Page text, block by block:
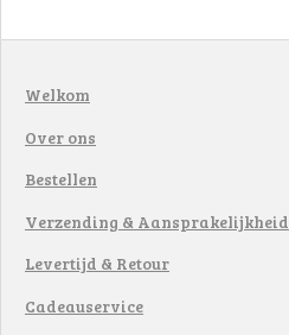
Welkom
Over ons
Bestellen
Verzending & Aansprakelijkheid
Levertijd & Retour
Cadeauservice